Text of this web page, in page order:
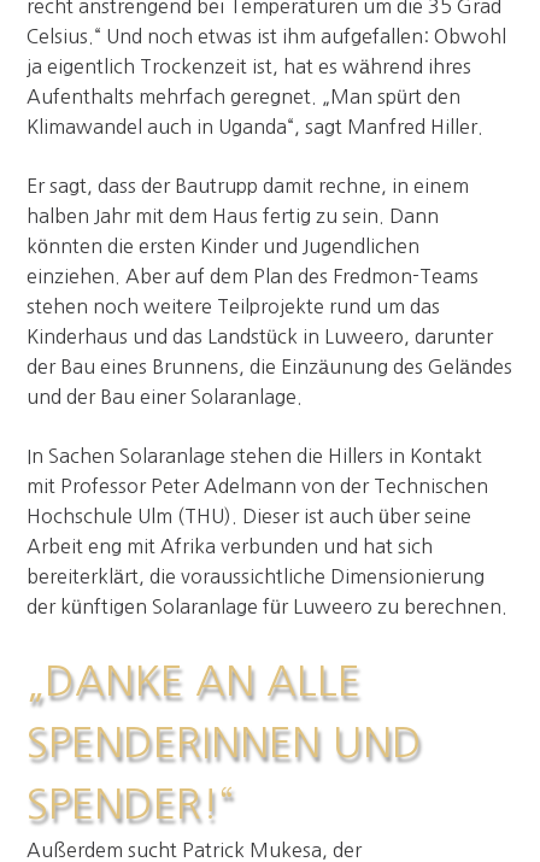
recht anstrengend bei Temperaturen um die 35 Grad
Celsius.“ Und noch etwas ist ihm aufgefallen: Obwohl
ja eigentlich Trockenzeit ist, hat es während ihres
Aufenthalts mehrfach geregnet. „Man spürt den
Klimawandel auch in Uganda“, sagt Manfred Hiller.
Er sagt, dass der Bautrupp damit rechne, in einem
halben Jahr mit dem Haus fertig zu sein. Dann
könnten die ersten Kinder und Jugendlichen
einziehen. Aber auf dem Plan des Fredmon-Teams
stehen noch weitere Teilprojekte rund um das
Kinderhaus und das Landstück in Luweero, darunter
der Bau eines Brunnens, die Einzäunung des Geländes
und der Bau einer Solaranlage.
In Sachen Solaranlage stehen die Hillers in Kontakt
mit Professor Peter Adelmann von der Technischen
Hochschule Ulm (THU). Dieser ist auch über seine
Arbeit eng mit Afrika verbunden und hat sich
bereiterklärt, die voraussichtliche Dimensionierung
der künftigen Solaranlage für Luweero zu berechnen.
„DANKE AN ALLE
SPENDERINNEN UND
SPENDER!“
Außerdem sucht Patrick Mukesa, der